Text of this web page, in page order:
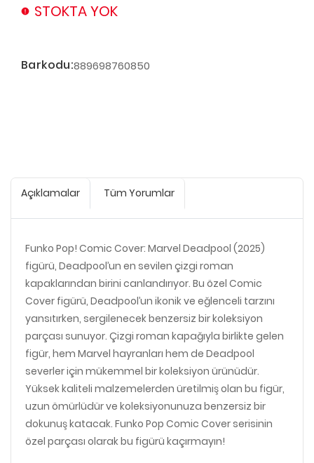
STOKTA YOK
Barkodu:889698760850
Açıklamalar Tüm Yorumlar
Funko Pop! Comic Cover: Marvel Deadpool (2025)
figürü, Deadpool’un en sevilen çizgi roman
kapaklarından birini canlandırıyor. Bu özel Comic
Cover figürü, Deadpool’un ikonik ve eğlenceli tarzını
yansıtırken, sergilenecek benzersiz bir koleksiyon
parçası sunuyor. Çizgi roman kapağıyla birlikte gelen
figür, hem Marvel hayranları hem de Deadpool
severler için mükemmel bir koleksiyon ürünüdür.
Yüksek kaliteli malzemelerden üretilmiş olan bu figür,
uzun ömürlüdür ve koleksiyonunuza benzersiz bir
dokunuş katacak. Funko Pop Comic Cover serisinin
özel parçası olarak bu figürü kaçırmayın!